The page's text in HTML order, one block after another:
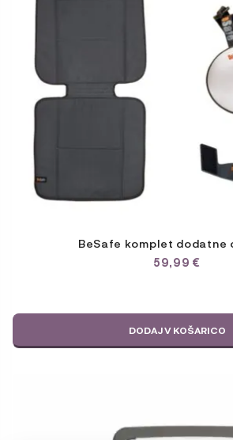
BeSafe komplet dodatne
59,99€
DODAJ V KOŠARICO